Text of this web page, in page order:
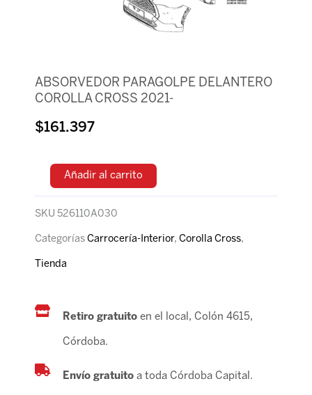
ABSORVEDOR PARAGOLPE DELANTERO
COROLLA CROSS 2021-
$161.397
Añadir al carrito
SKU 526110A030
Categorías Carrocería-Interior, Corolla Cross,
Tienda
Retiro gratuito en el local, Colón 4615,
Córdoba.
Envío gratuitoa toda Córdoba Capital.